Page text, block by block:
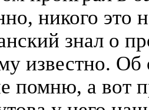
никого это
знал о
известно.
помню, а вот